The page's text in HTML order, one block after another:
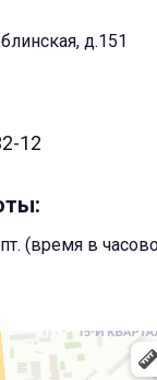
д.151
12
(время в